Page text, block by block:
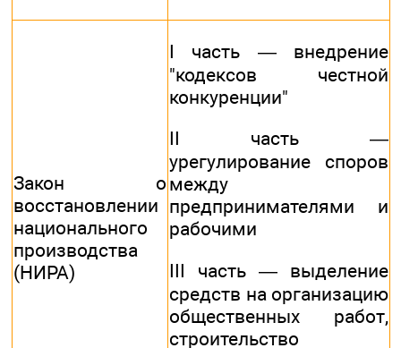
Закон о
восстановлении
национального
производства
(НИРА)
I часть — внедрение
"кодексов честной
конкуренции"
II часть —
урегулирование споров
между
предпринимателями и
рабочими
III часть — выделение
средств на организацию
общественных работ,
строительство